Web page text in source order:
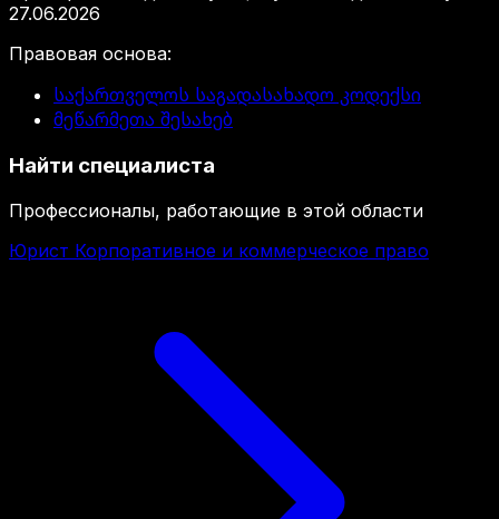
27.06.2026
Правовая основа:
საქართველოს საგადასახადო კოდექსი
მეწარმეთა შესახებ
Найти специалиста
Профессионалы, работающие в этой области
Юрист Корпоративное и коммерческое право